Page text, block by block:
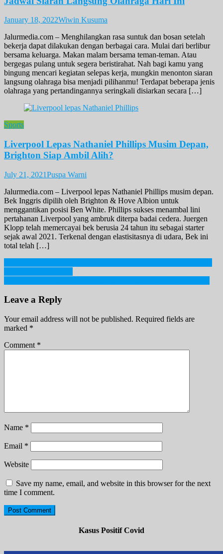
January 18, 2022Wiwin Kusuma
Jalurmedia.com – Menghilangkan rasa suntuk dan bosan setelah
bekerja dapat dilakukan dengan berbagai cara. Mulai dari berlibur
bersama keluarga. Makan malam bersama teman-teman. Atau
bergegas pulang untuk segera beristirahat. Nah bagi kamu yang
bingung mencari kegiatan selepas kerja, mungkin menonton siaran
langsung olahraga bisa menjadi pilihanmu! Terdapat beberapa jenis
olahraga yang pertandingannya seringkali disiarkan secara […]
Sports
Liverpool Lepas Nathaniel Phillips Musim Depan,
Brighton Siap Ambil Alih?
July 21, 2021Puspa Warni
Jalurmedia.com – Liverpool lepas Nathaniel Phillips musim depan.
Bek Inggris dipilih oleh Brighton & Hove Albion untuk
menggantikan posisi Ben White. Phillips sukses menambal lini
pertahanan Liverpool yang ambruk diterpa badai cedera. Juergen
Klopp telah memercayai bek berusia 24 tahun itu sebagai starter
sejak awal 2021. Terkenal dengan elastisitasnya di udara, Bek ini
total telah […]
Post
navigation
Leave a Reply
Your email address will not be published. Required fields are
marked *
Comment *
Name *
Email *
Website
Save my name, email, and website in this browser for the next
time I comment.
Kasus Positif Covid